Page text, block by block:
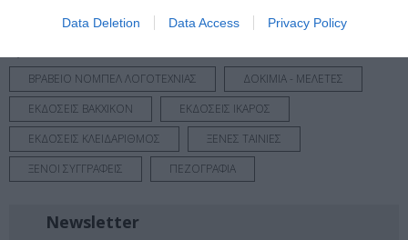
Data Deletion Data Access Privacy Policy
ΒΡΑΒΕΙΟ ΝΟΜΠΕΛ ΛΟΓΟΤΕΧΝΙΑΣ
ΔΟΚΙΜΙΑ - ΜΕΛΕΤΕΣ
ΕΚΔΟΣΕΙΣ ΒΑΚΧΙΚΟΝ
ΕΚΔΟΣΕΙΣ ΙΚΑΡΟΣ
ΕΚΔΟΣΕΙΣ ΚΛΕΙΔΑΡΙΘΜΟΣ
ΞΕΝΕΣ ΤΑΙΝΙΕΣ
ΞΕΝΟΙ ΣΥΓΓΡΑΦΕΙΣ
ΠΕΖΟΓΡΑΦΙΑ
Newsletter